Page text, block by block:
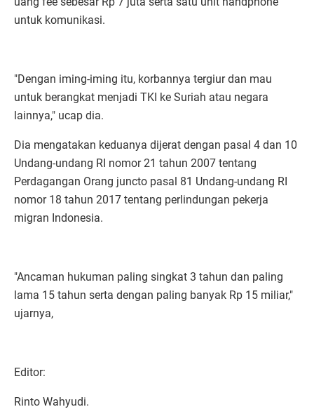
untuk komunikasi.
"Dengan iming-iming itu, korbannya tergiur dan mau
untuk berangkat menjadi TKI ke Suriah atau negara
lainnya," ucap dia.
Dia mengatakan keduanya dijerat dengan pasal 4 dan 10
Undang-undang RI nomor 21 tahun 2007 tentang
Perdagangan Orang juncto pasal 81 Undang-undang RI
nomor 18 tahun 2017 tentang perlindungan pekerja
migran Indonesia.
"Ancaman hukuman paling singkat 3 tahun dan paling
lama 15 tahun serta dengan paling banyak Rp 15 miliar,"
ujarnya,
Editor:
Rinto Wahyudi.